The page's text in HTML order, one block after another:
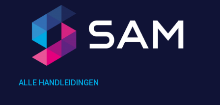
ALLE HANDLEIDINGEN